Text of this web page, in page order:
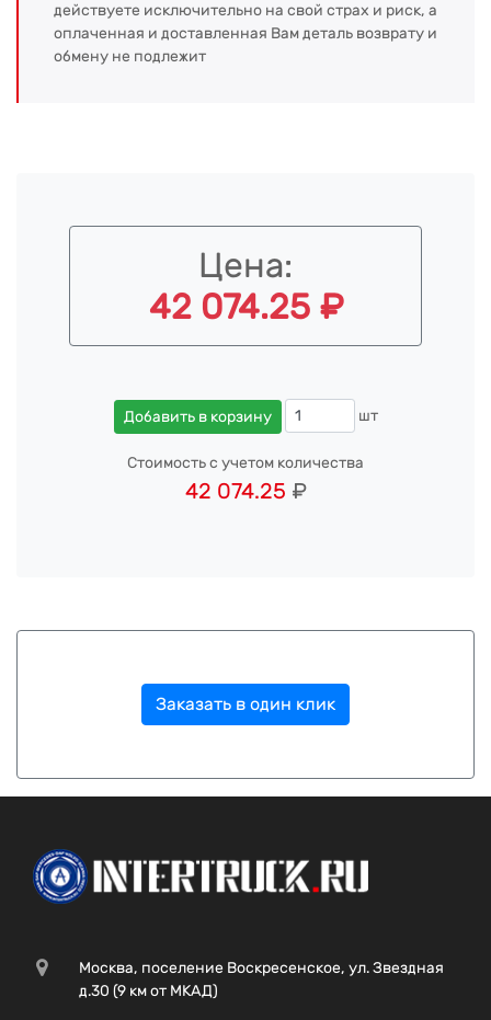
действуете исключительно на свой страх и риск, а
оплаченная и доставленная Вам деталь возврату и
обмену не подлежит
Цена:
42 074.25 ₽
Добавить в корзину шт
Стоимость с учетом количества
42 074.25 ₽
Заказать в один клик
Москва, поселение Воскресенское, ул. Звездная
д.30 (9 км от МКАД)